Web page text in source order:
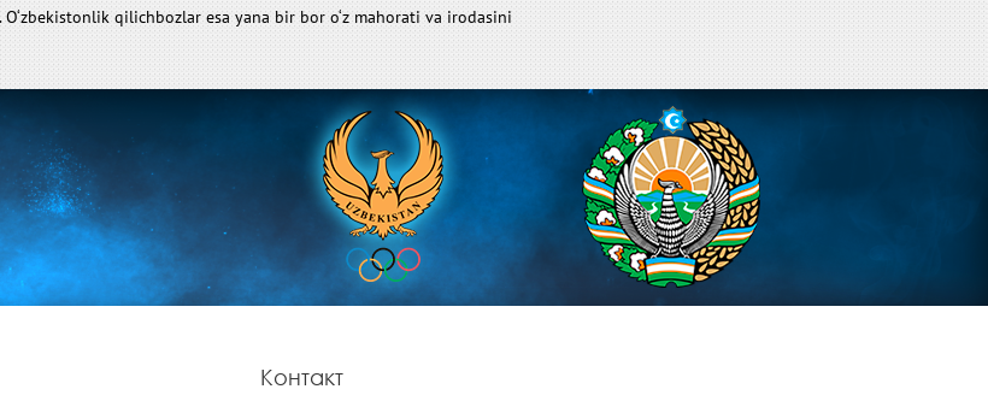
qilichbozlar esa yana bir bor o‘z mahorati va irodasini
Контакт